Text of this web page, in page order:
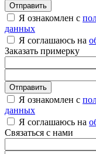
Отправить
Я ознакомлен с
данных
Я соглашаюсь на
Заказать примерку
Отправить
Я ознакомлен с
данных
Я соглашаюсь на
Связаться с нами